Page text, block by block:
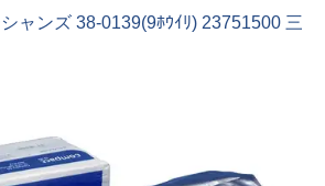
ャンズ 38-0139(9ﾎｳｲﾘ) 23751500 三